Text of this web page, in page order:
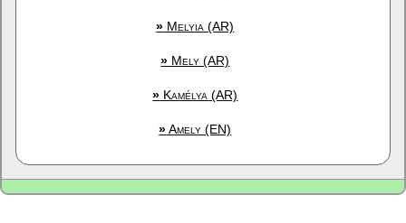
» Melyia (AR)
» Mely (AR)
» Kamélya (AR)
»Amely (EN)